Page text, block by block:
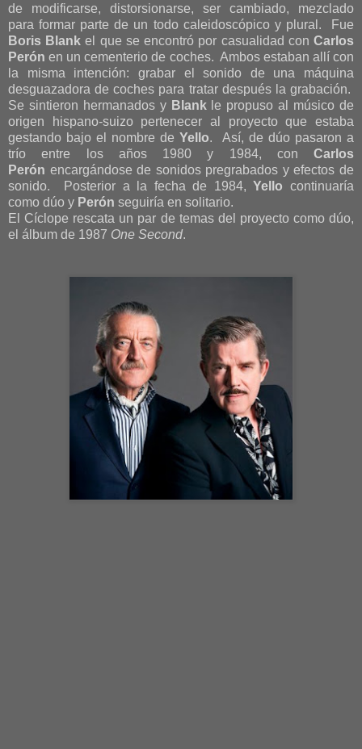
de modificarse, distorsionarse, ser cambiado, mezclado
para formar parte de un todo caleidoscópico y plural. Fue
Boris Blank el que se encontró por casualidad conCarlos
Perón en un cementerio de coches. Ambos estaban allí con
la misma intención: grabar el sonido de una máquina
desguazadora de coches para tratar después la grabación.
Se sintieron hermanados y Blankle propuso al músico de
origen hispano-suizo pertenecer al proyecto que estaba
gestando bajo el nombre deYello. Así, de dúo pasaron a
trío entre los años 1980 y 1984, con Carlos
Perón encargándose de sonidos pregrabados y efectos de
sonido. Posterior a la fecha de 1984,Yello continuaría
como dúo y Perón seguiría en solitario.
El Cíclope rescata un par de temas del proyecto como dúo,
el álbum de 1987 One Second.